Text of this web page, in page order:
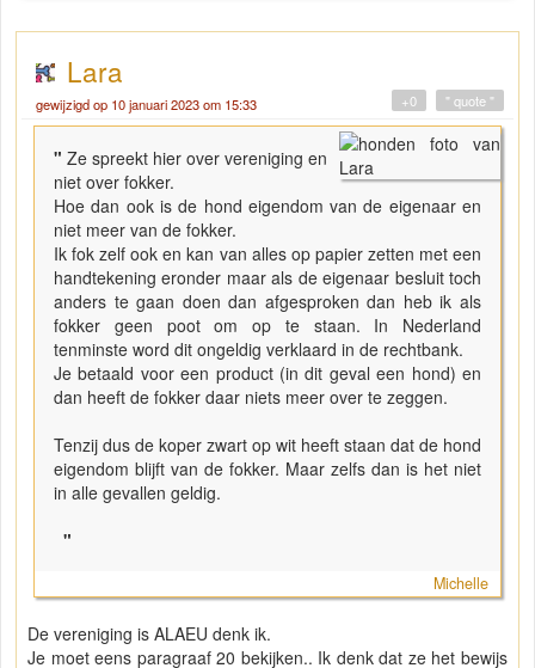
Lara
gewijzigd op 10 januari 2023 om 15:33 " quote "
+0
"Ze spreekt hier over vereniging en
niet over fokker.
Hoe dan ook is de hond eigendom van de eigenaar en
niet meer van de fokker.
Ik fok zelf ook en kan van alles op papier zetten met een
handtekening eronder maar als de eigenaar besluit toch
anders te gaan doen dan afgesproken dan heb ik als
fokker geen poot om op te staan. In Nederland
tenminste word dit ongeldig verklaard in de rechtbank.
Je betaald voor een product (in dit geval een hond) en
dan heeft de fokker daar niets meer over te zeggen.
Tenzij dus de koper zwart op wit heeft staan dat de hond
eigendom blijft van de fokker. Maar zelfs dan is het niet
in alle gevallen geldig.
"
Michelle
De vereniging is ALAEU denk ik.
Je moet eens paragraaf 20 bekijken.. Ik denk dat ze het bewijs